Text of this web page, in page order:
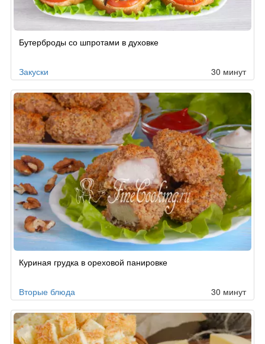
поБутерброды со шпротами в духовке
Закуски 30 минут
Куриная грудка в ореховой панировке
Вторые блюда 30 минут